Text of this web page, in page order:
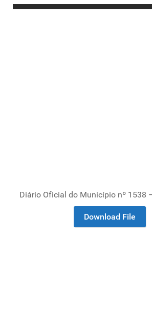
Diário Oficial do Município nº 1538
Download File